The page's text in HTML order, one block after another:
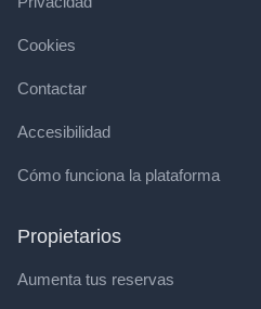
Cookies
Contactar
Accesibilidad
Cómo funciona la plataforma
Propietarios
Aumenta tus reservas